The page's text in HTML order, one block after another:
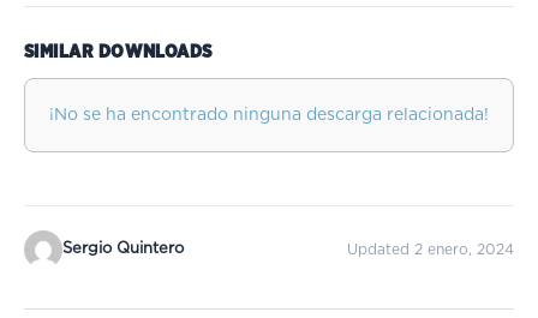
SIMILAR DOWNLOADS
¡No se ha encontrado ninguna descarga relacionada!
Sergio Quintero Updated 2 enero, 2024